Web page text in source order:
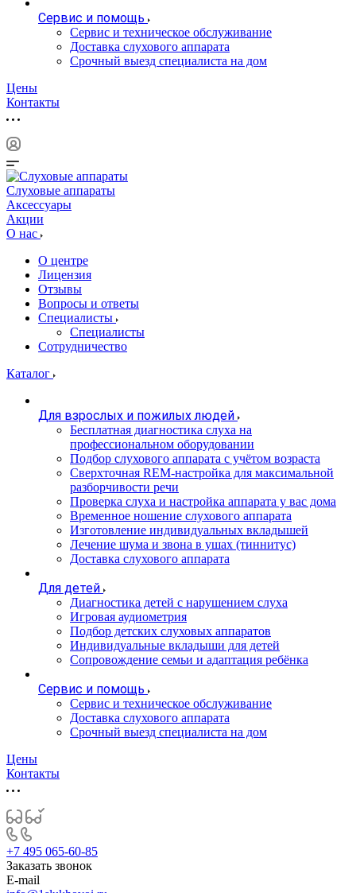
Сервис и помощь
Сервис и техническое обслуживание
Доставка слухового аппарата
Срочный выезд специалиста на дом
Цены
Контакты
Слуховые аппараты
Аксессуары
Акции
О нас
О центре
Лицензия
Отзывы
Вопросы и ответы
Специалисты
Специалисты
Сотрудничество
Каталог
Для взрослых и пожилых людей
Бесплатная диагностика слуха на
профессиональном оборудовании
Подбор слухового аппарата с учётом возраста
Сверхточная REM-настройка для максимальной
разборчивости речи
Проверка слуха и настройка аппарата у вас дома
Временное ношение слухового аппарата
Изготовление индивидуальных вкладышей
Лечение шума и звона в ушах (тиннитус)
Доставка слухового аппарата
Для детей
Диагностика детей с нарушением слуха
Игровая аудиометрия
Подбор детских слуховых аппаратов
Индивидуальные вкладыши для детей
Сопровождение семьи и адаптация ребёнка
Сервис и помощь
Сервис и техническое обслуживание
Доставка слухового аппарата
Срочный выезд специалиста на дом
Цены
Контакты
+7 495 065-60-85
Заказать звонок
E-mail